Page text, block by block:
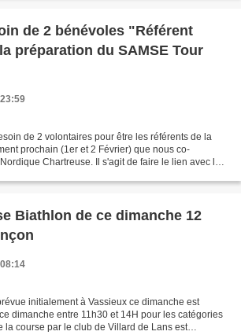
de 2 bénévoles "Référent
préparation du SAMSE Tour
de 2 volontaires pour être les référents de la
prochain (1er et 2 Février) que nous co-
Chartreuse. Il s'agit de faire le lien avec les
Biathlon de ce dimanche 12
initialement à Vassieux ce dimanche est
dimanche entre 11h30 et 14H pour les catégories
la course par le club de Villard de Lans est